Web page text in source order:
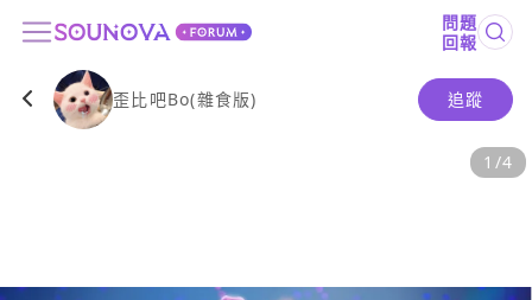
問題
回報
1 /4
歪比吧Bo(雜食版) 追蹤